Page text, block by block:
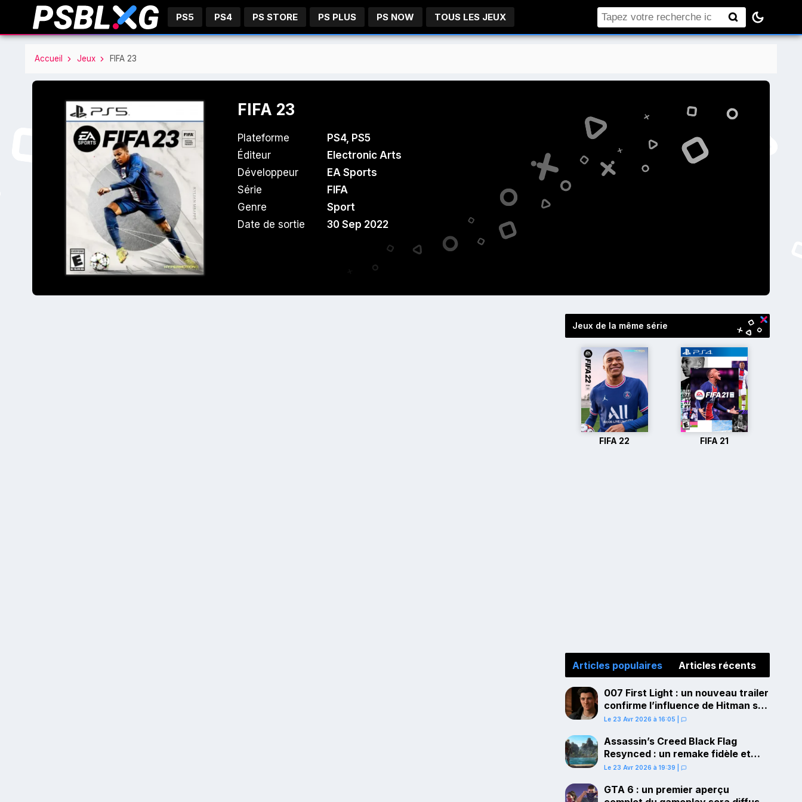
PS5 PS4 PS STORE PS PLUS PS NOW TOUS LES JEUX Rechercher
Accueil Jeux FIFA 23
FIFA 23
Plateforme PS4, PS5
Éditeur
Electronic Arts
Développeur
EA Sports
Série
FIFA
Genre
Sport
Date de sortie
30 Sep 2022
Jeux de la même série
FIFA 22 FIFA 21
Articles populaires Articles récents
007 First Light : un nouveau trailer
confirme l’influence de Hitman sur
le gameplay
Le 23 Avr 2026 à 16:05
Assassin’s Creed Black Flag
Resynced : un remake fidèle et
ambitieux confirmé pour juillet sur
Le 23 Avr 2026 à 19:39
GTA 6 : un premier aperçu